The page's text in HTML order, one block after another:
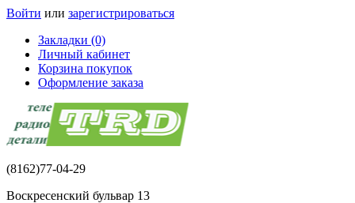
Войти или зарегистрироваться
Закладки (0)
Личный кабинет
Корзина покупок
Оформление заказа
(8162)77-04-29
Воскресенский бульвар 13